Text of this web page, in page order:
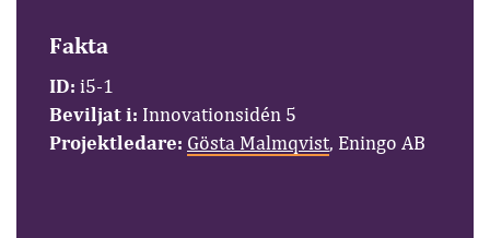
Fakta
ID: i5-1
Beviljat i: Innovationsidén 5
Projektledare: Gösta Malmqvist, Eningo AB